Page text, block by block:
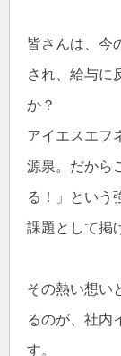
皆さんは、今
され、給与に
か？
アイエスエフ
源泉。だから
る！」という
課題として掲
その熱い想い
るのが、社内
す。